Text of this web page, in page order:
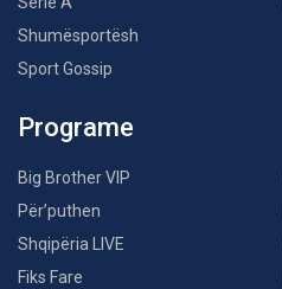
Shumësportësh
Sport Gossip
Programe
Big Brother VIP
Për’puthen
Shqipëria LIVE
Fiks Fare